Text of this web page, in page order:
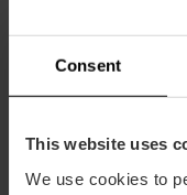
Consent
This website uses
We use cookies to